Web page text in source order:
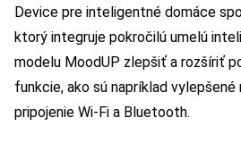
Device pre inteligentné domáce
ktorý integruje pokročilú umelú
modelu MoodUP zlepšiť a rozšíriť
funkcie, ako sú napríklad vylepšené
pripojenie Wi-Fi a Bluetooth.